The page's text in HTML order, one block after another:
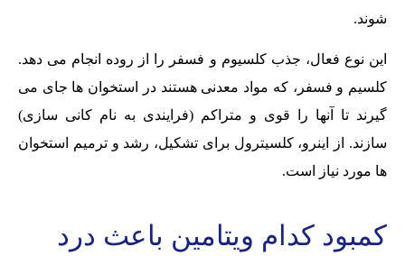
شوند.
این نوع فعال، جذب کلسیوم و فسفر را از روده انجام می دهد.
کلسیم و فسفر، که مواد معدنی هستند در استخوان ها جای می
گیرند تا آنها را قوی و متراکم (فرایندی به نام کانی سازی)
سازند. از اینرو، کلسیترول برای تشکیل، رشد و ترمیم استخوان
ها مورد نیاز است.
کمبود کدام ویتامین باعث درد